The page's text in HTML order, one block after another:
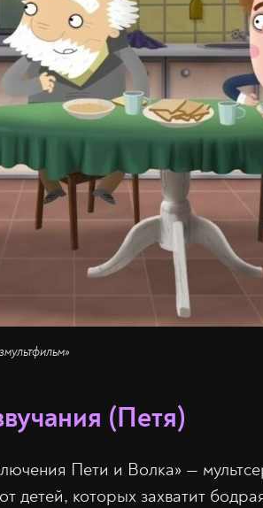
(Петя)
Пети и Волка» —
детей, которых захватит